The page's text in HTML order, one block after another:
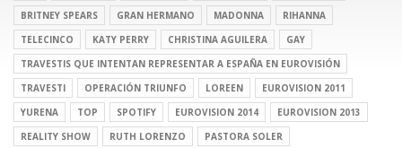
BRITNEY SPEARS
GRAN HERMANO MADONNA
RIHANNA
TELECINCO
KATY PERRY CHRISTINA AGUILERA
GAY
TRAVESTIS QUE INTENTAN REPRESENTAR A ESPAÑA EN EUROVISIÓN
TRAVESTI
OPERACIÓN TRIUNFO LOREEN
EUROVISION 2011
YURENA
TOP SPOTIFY EUROVISION 2014
EUROVISION 2013
REALITY SHOW
RUTH LORENZO
PASTORA SOLER